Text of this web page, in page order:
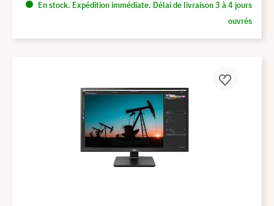
En stock. Expédition immédiate. Délai de livraison 3 à 4 jours
ouvrés